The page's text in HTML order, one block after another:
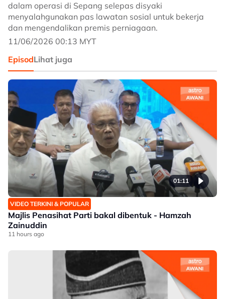
dalam operasi di Sepang selepas disyaki
menyalahgunakan pas lawatan sosial untuk bekerja
dan mengendalikan premis perniagaan.
11/06/2026 00:13 MYT
EpisodLihat juga
01:11
VIDEO TERKINI & POPULAR
Majlis Penasihat Parti bakal dibentuk - Hamzah
Zainuddin
11 hours ago